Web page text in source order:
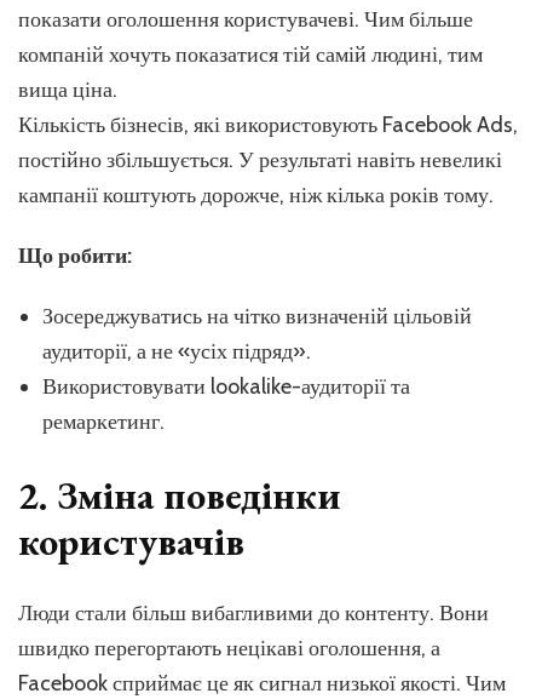
показати оголошення користувачеві. Чим більше
компаній хочуть показатися тій самій людині, тим
вища ціна.
Кількість бізнесів, які використовують Facebook Ads,
постійно збільшується. У результаті навіть невеликі
кампанії коштують дорожче, ніж кілька років тому.
Що робити:
Зосереджуватись на чітко визначеній цільовій
аудиторії, а не «усіх підряд».
Використовувати lookalike-аудиторії та
ремаркетинг.
2. Зміна поведінки
користувачів
Люди стали більш вибагливими до контенту. Вони
швидко перегортають нецікаві оголошення, а
Facebook сприймає це як сигнал низької якості. Чим